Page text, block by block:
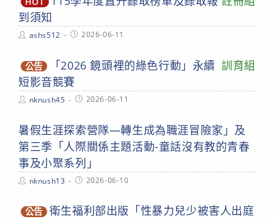
到須知
Postashs512
Post2026-06-11
公告 訓育組
「2026 鏡頭裡的綠色行動」永續
短影音競賽
Postnknush45
Post2026-06-11
暑假生涯探索營隊—轉生成為職涯冒險家」及
第三季「人際關係主題活動-童話沒有教的青春
事及小聚系列」
Postnknush13
Post2026-06-10
公告 衛生福利部出版「性暴力兒少被害人出庭